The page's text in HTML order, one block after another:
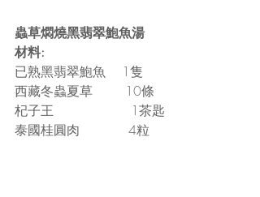
蟲草燜燒黑翡翠鮑魚湯
材料:
已熟黑翡翠鮑魚    1隻
西藏冬蟲夏草        10條
杞子王                   1茶匙
泰國桂圓肉            4粒